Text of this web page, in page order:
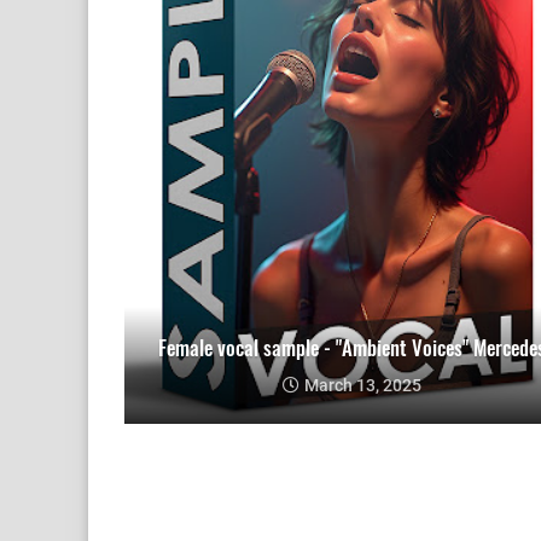
Female vocal sample - "Ambient Voices"
March 13, 2025